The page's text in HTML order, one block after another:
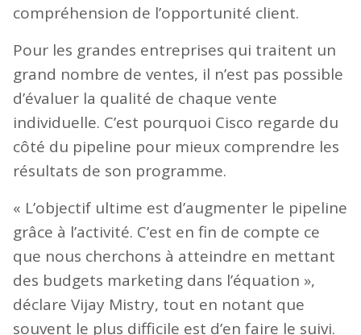
compréhension de l’opportunité client.
Pour les grandes entreprises qui traitent un
grand nombre de ventes, il n’est pas possible
d’évaluer la qualité de chaque vente
individuelle. C’est pourquoi Cisco regarde du
côté du pipeline pour mieux comprendre les
résultats de son programme.
« L’objectif ultime est d’augmenter le pipeline
grâce à l’activité. C’est en fin de compte ce
que nous cherchons à atteindre en mettant
des budgets marketing dans l’équation »,
déclare Vijay Mistry, tout en notant que
souvent le plus difficile est d’en faire le suivi.